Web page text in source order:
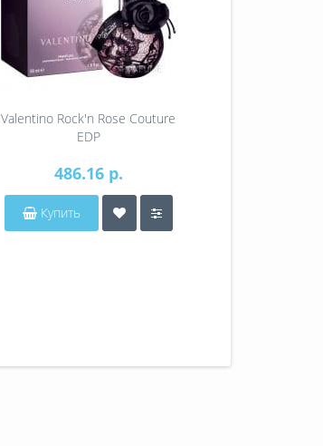
Valentino Rock'n Rose Couture
EDP
486.16 р.
Купить